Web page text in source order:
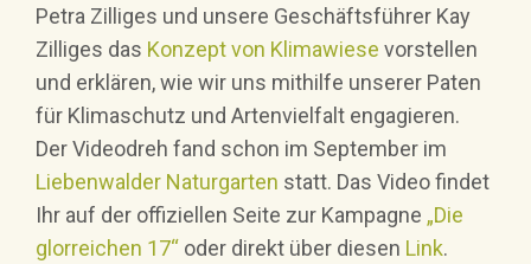
Petra Zilliges und unsere Geschäftsführer Kay
Zilliges das Konzept von Klimawiese vorstellen
und erklären, wie wir uns mithilfe unserer Paten
für Klimaschutz und Artenvielfalt engagieren.
Der Videodreh fand schon im September im
Liebenwalder Naturgarten statt. Das Video findet
Ihr auf der offiziellen Seite zur Kampagne „Die
glorreichen 17“ oder direkt über diesen Link.